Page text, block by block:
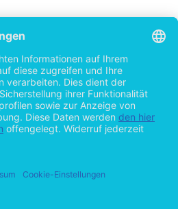
Social Media
Dienstleistungsunternehmen durch
erfolgreicher sein?
(Autor:in)